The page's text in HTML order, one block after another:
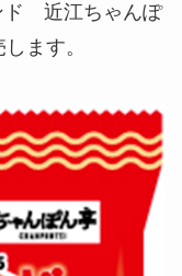
ド 近江ちゃんぽ
ます。